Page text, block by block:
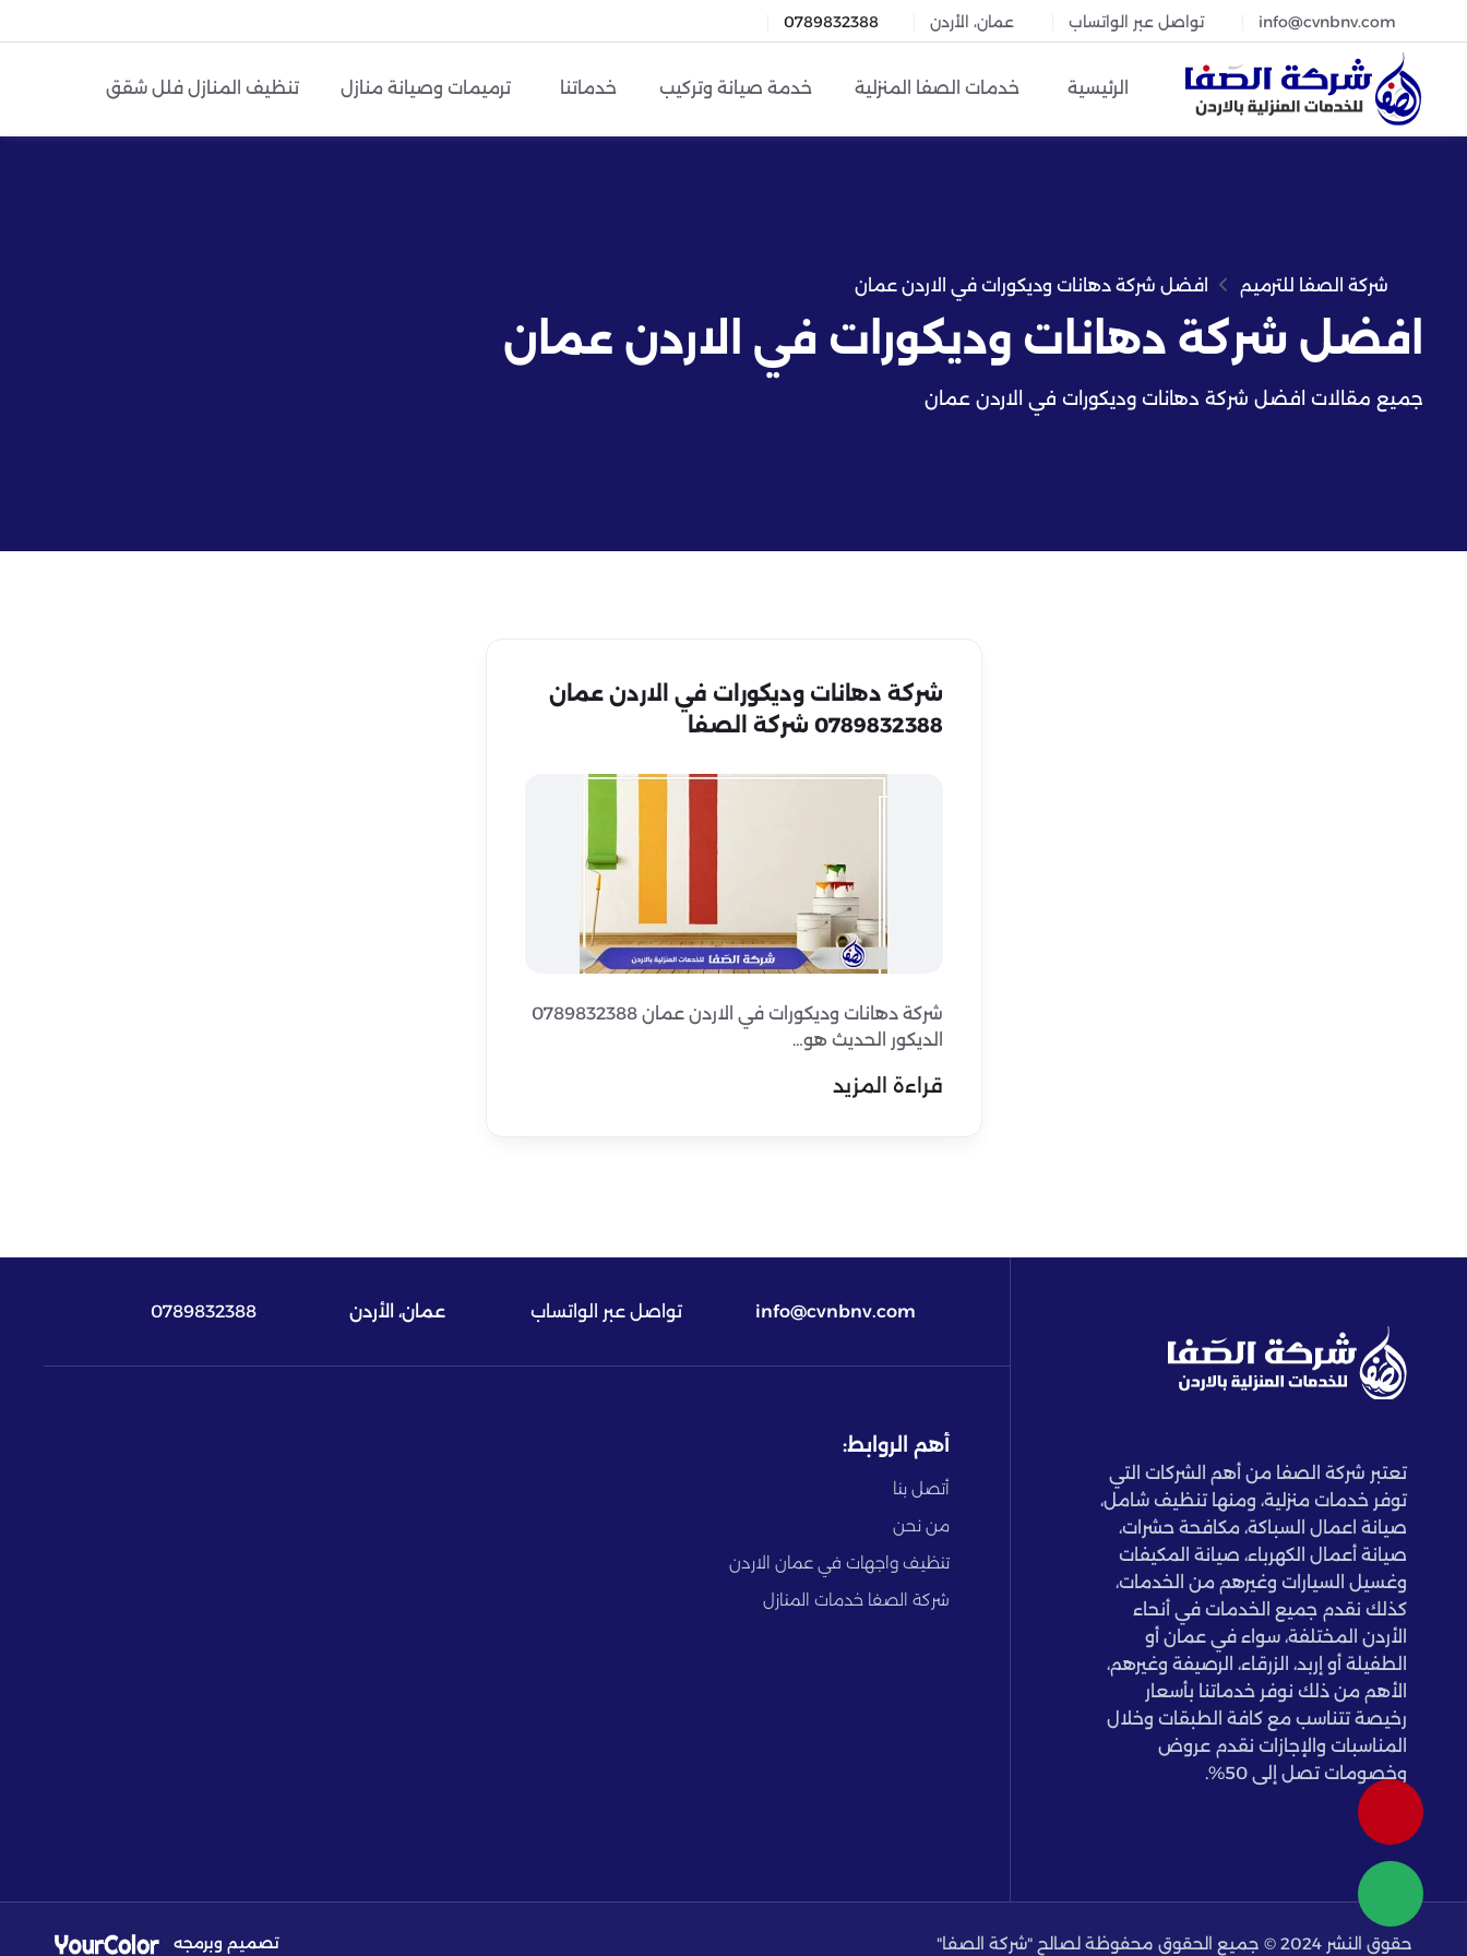
info@cvnbnv.com تواصل عبر الواتساب عمان، الأردن 0789832388
الرئيسية خدمات الصفا المنزلية خدمة صيانة وتركيب خدماتنا ترميمات وصيانة منازل تنظيف المنازل فلل شقق
شركة الصفا للترميم افضل شركة دهانات وديكورات في الاردن عمان
افضل شركة دهانات وديكورات في الاردن عمان
جميع مقالات افضل شركة دهانات وديكورات في الاردن عمان
شركة دهانات وديكورات في الاردن عمان
0789832388 شركة الصفا
شركة دهانات وديكورات في الاردن عمان 0789832388
الديكور الحديث هو…
قراءة المزيد
تعتبر شركة الصفا من أهم الشركات التي
توفر خدمات منزلية، ومنها تنظيف شامل،
صيانة اعمال السباكة، مكافحة حشرات،
صيانة أعمال الكهرباء، صيانة المكيفات
وغسيل السيارات وغيرهم من الخدمات،
كذلك نقدم جميع الخدمات في أنحاء
الأردن المختلفة، سواء في عمان أو
الطفيلة أو إربد، الزرقاء، الرصيفة وغيرهم،
الأهم من ذلك نوفر خدماتنا بأسعار
رخيصة تتناسب مع كافة الطبقات وخلال
المناسبات والإجازات نقدم عروض
وخصومات تصل إلى 50%.
info@cvnbnv.com تواصل عبر الواتساب عمان، الأردن 0789832388
أهم الروابط:
أتصل بنا
من نحن
تنظيف واجهات في عمان الاردن
شركة الصفا خدمات المنازل
حقوق النشر 2024 © جميع الحقوق محفوظة لصالح "شركة الصفا" تصميم وبرمجه